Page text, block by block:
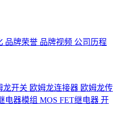
品牌荣誉 品牌视频 公司历程
龙开关 欧姆龙连接器 欧姆龙传
电器模组 MOS FET继电器 开